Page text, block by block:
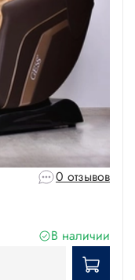
0 отзывов
В наличии